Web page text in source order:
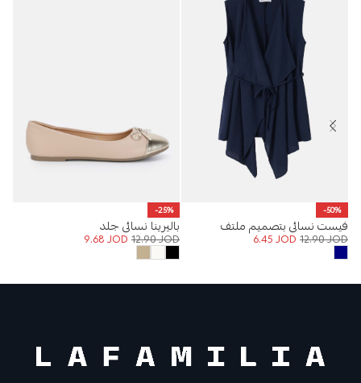
-50%
فيست نسائي بتصميم ملتف
12.90JOD
6.45JOD
-25%
باليرينا نسائي جلد
12.90JOD
9.68JOD